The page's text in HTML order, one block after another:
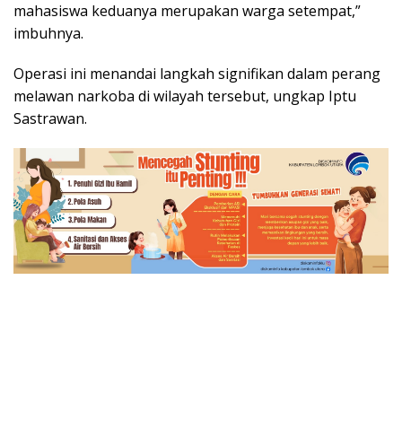
mahasiswa keduanya merupakan warga setempat,”
imbuhnya.
Operasi ini menandai langkah signifikan dalam perang
melawan narkoba di wilayah tersebut, ungkap Iptu
Sastrawan.